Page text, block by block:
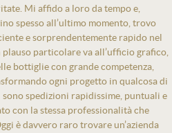
Mi affido a loro da tempo e,
spesso all’ultimo momento, trovo
e sorprendentemente rapido nel
particolare va all’ufficio grafico,
bottiglie con grande competenza,
ogni progetto in qualcosa di
spedizioni rapidissime, puntuali e
con la stessa professionalità che
è davvero raro trovare un’azienda